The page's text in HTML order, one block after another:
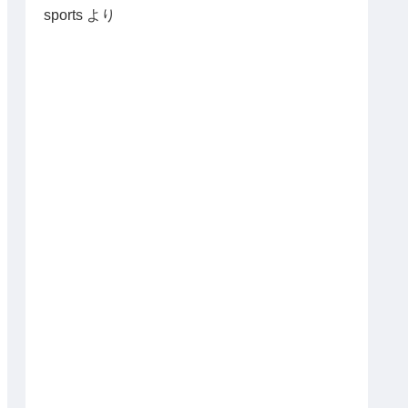
sports より